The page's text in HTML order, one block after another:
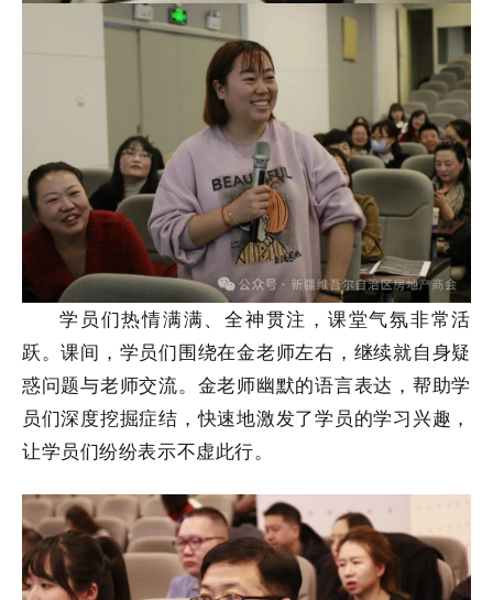
学员们热情满满、全神贯注，课堂气氛非常活
跃。课间，学员们围绕在金老师左右，继续就自身疑
惑问题与老师交流。金老师幽默的语言表达，帮助学
员们深度挖掘症结，快速地激发了学员的学习兴趣，
让学员们纷纷表示不虚此行。